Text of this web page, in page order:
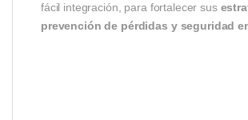
fácil integración, para fortalecer sus
prevención de pérdidas y seguridad